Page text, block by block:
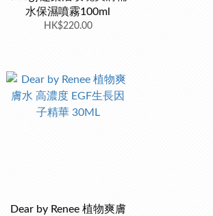
水保濕噴霧100ml
HK$220.00
Dear by Renee 植物爽膚